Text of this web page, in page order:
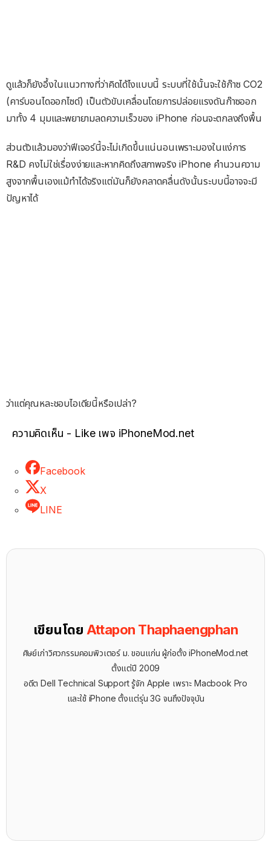
ดูแล้วก็ยังอึ้งในแนวทางที่ว่าคิดได้ไงแบบนี้ ระบบที่ใช้นั้นจะใช้ก๊าซ CO2
(คาร์บอนไดออกไซด์) เป็นตัวขับเคลื่อนโดยการปล่อยแรงดันก๊าซออก
มาทั้ง 4 มุมและพยายามลดความเร็วของ iPhone ก่อนจะตกลงถึงพื้น
ส่วนตัวแล้วมองว่าฟีเจอร์นี้จะไม่เกิดขึ้นแน่นอนเพราะมองในแง่การ
R&D คงไม่ใช่เรื่องง่ายและหากคิดถึงสภาพจริง iPhone คำนวนความ
สูงจากพื้นเองแม้ทำได้จริงแต่มันก็ยังคลาดคลื่นดังนั้นระบบนี้อาจจะมี
ปัญหาได้
ว่าแต่คุณหละชอบไอเดียนี้หรือเปล่า?
ความคิดเห็น - Like เพจ iPhoneMod.net
Facebook
X
LINE
เขียนโดย Attapon Thaphaengphan
ศิษย์เก่าวิศวกรรมคอมพิวเตอร์ ม. ขอนแก่น ผู้ก่อตั้ง iPhoneMod.net
ตั้งแต่ปี 2009
อดีต Dell Technical Support รู้จัก ​Apple เพราะ Macbook Pro
และใช้ iPhone ตั้งแต่รุ่น 3G จนถึงปัจจุบัน